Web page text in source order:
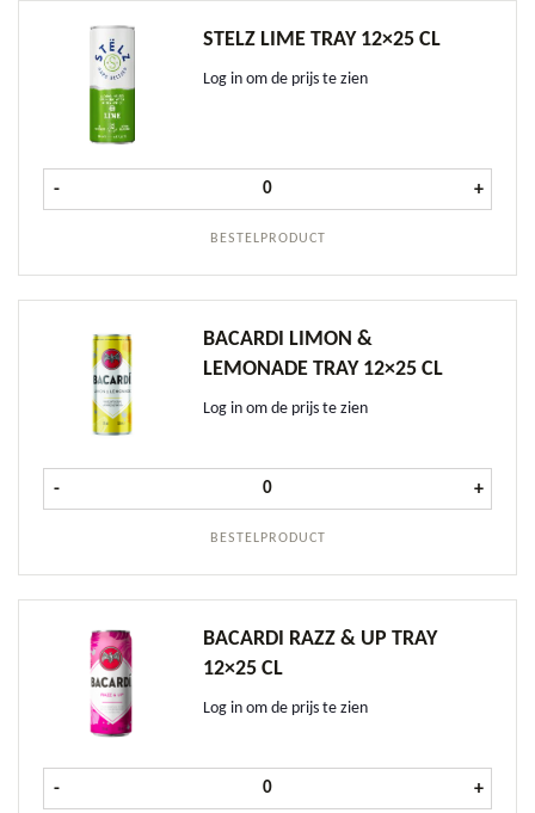
STELZ LIME TRAY 12×25 CL
Log in om de prijs te zien
BESTELPRODUCT
- Stelz Lime tray 12x25 cl aantal
+
BACARDI LIMON &
LEMONADE TRAY 12×25 CL
Log in om de prijs te zien
BESTELPRODUCT
- Bacardi Limon & Lemonade tray
+
BACARDI RAZZ & UP TRAY
12×25 CL
Log in om de prijs te zien
- Bacardi Razz & Up tray 12x25 cl
+